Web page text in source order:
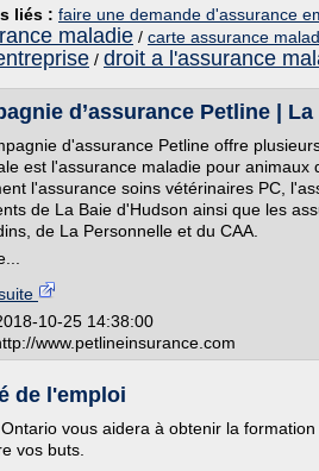
liés : faire une demande d'assurance
maladie / carte assurance
/ droit a l'assurance
d’assurance Petline |
d'assurance Petline offre
est l'assurance maladie pour
l'assurance soins vétérinaires PC,
de La Baie d'Hudson ainsi que les
de La Personnelle et du CAA.
10-25 14:38:00
www.petlineinsurance.com
de l'emploi
vous aidera à obtenir la
vos buts.